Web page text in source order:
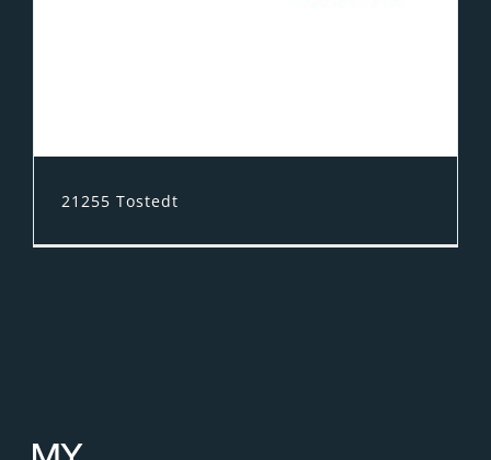
21255 Tostedt
Parfümerie Tostedt - Parfümempfehlungen,